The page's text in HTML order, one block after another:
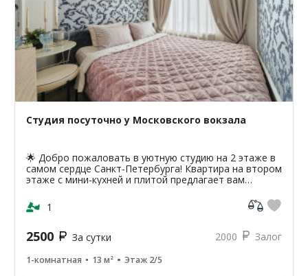
Студия посуточно у Московского вокзала
🌟 Добро пожаловать в уютную студию на 2 этаже в
самом сердце Санкт-Петербурга! Квартира на втором
этаже с мини-кухней и плитой предлагает вам
классики...
1
2500 За сутки 2000 Залог
1-комнатная 13 м² Этаж 2/5